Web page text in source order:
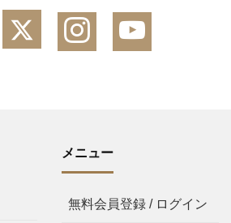
メニュー
無料会員登録 / ログイン